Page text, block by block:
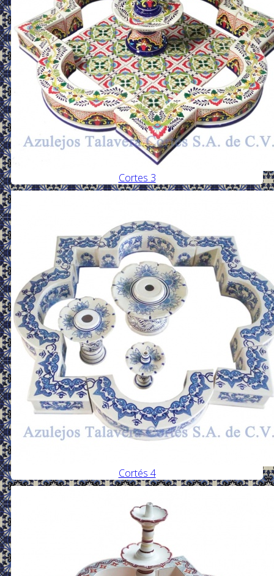
Cortes 3
Cortés 4